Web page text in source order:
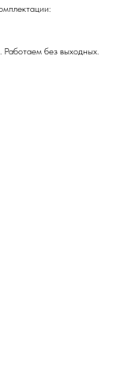
. Работаем без выходных.